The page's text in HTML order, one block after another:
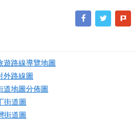
遊路線導覽地圖
外路線圖
道地圖分佈圖
街道圖
街道圖